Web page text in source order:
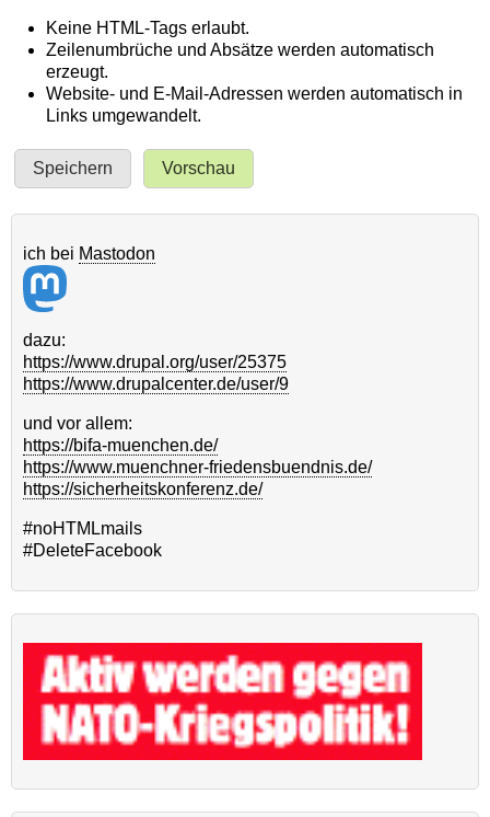
Keine HTML-Tags erlaubt.
Zeilenumbrüche und Absätze werden automatisch
erzeugt.
Website- und E-Mail-Adressen werden automatisch in
Links umgewandelt.
ich bei Mastodon
dazu:
https://www.drupal.org/user/25375
https://www.drupalcenter.de/user/9
und vor allem:
https://bifa-muenchen.de/
https://www.muenchner-friedensbuendnis.de/
https://sicherheitskonferenz.de/
#noHTMLmails
#DeleteFacebook